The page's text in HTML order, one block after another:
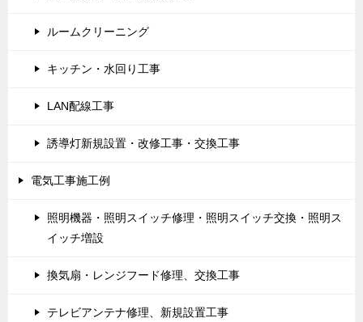
ルームクリーニング
キッチン・水回り工事
LAN配線工事
誘導灯新規設置・改修工事・交換工事
電気工事施工例
照明機器・照明スイッチ修理・照明スイッチ交換・照明ス
イッチ増設
換気扇・レンジフード修理、交換工事
テレビアンテナ修理、新規設置工事